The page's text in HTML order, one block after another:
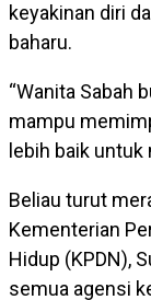
keyakinan diri
baharu.
“Wanita Sabah
mampu
lebih baik untuk
Beliau turut
Kementerian
Hidup (KPDN),
semua agensi